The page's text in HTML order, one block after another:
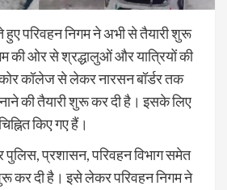
हुए परिवहन निगम ने अभी से तैयारी शुरू
की ओर से श्रद्धालुओं और यात्रियों की
कॉलेज से लेकर नारसन बॉर्डर तक
की तैयारी शुरू कर दी है। इसके लिए
किए गए हैं।
पुलिस, प्रशासन, परिवहन विभाग समेत
कर दी है। इसे लेकर परिवहन निगम ने